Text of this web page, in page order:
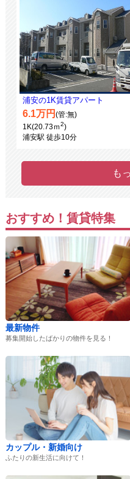
浦安の1K賃貸アパート
6.1万円 (管:無)
1K(20.73ｍ2)
浦安駅 徒歩10分
も
おすすめ！賃貸特集
最新物件
募集開始したばかりの物件を見る！
カップル・新婚向け
ふたりの新生活に向けて！